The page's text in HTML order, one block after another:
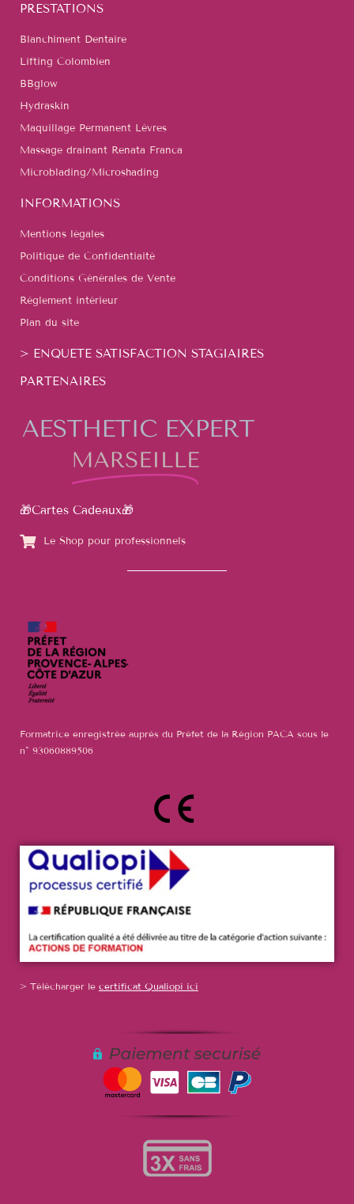
PRESTATIONS
Blanchiment Dentaire
Lifting Colombien
BBglow
Hydraskin
Maquillage Permanent Lèvres
Massage drainant Renata Franca
Microblading/Microshading
INFORMATIONS
Mentions légales
Politique de Confidentiaité
Conditions Générales de Vente
Règlement intérieur
Plan du site
> ENQUETE SATISFACTION STAGIAIRES
PARTENAIRES
🎁Cartes Cadeaux🎁
Le Shop pour professionnels
Formatrice enregistrée auprès du Préfet de la Région PACA sous le
n° 93060889506
> Télécharger le certificat Qualiopi ici